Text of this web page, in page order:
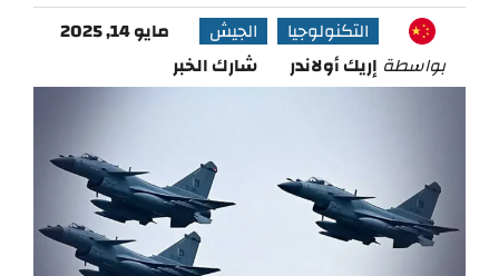
التكنولوجيا الجيش
مايو 14, 2025
بواسطة إريك أولاندر شارك الخبر